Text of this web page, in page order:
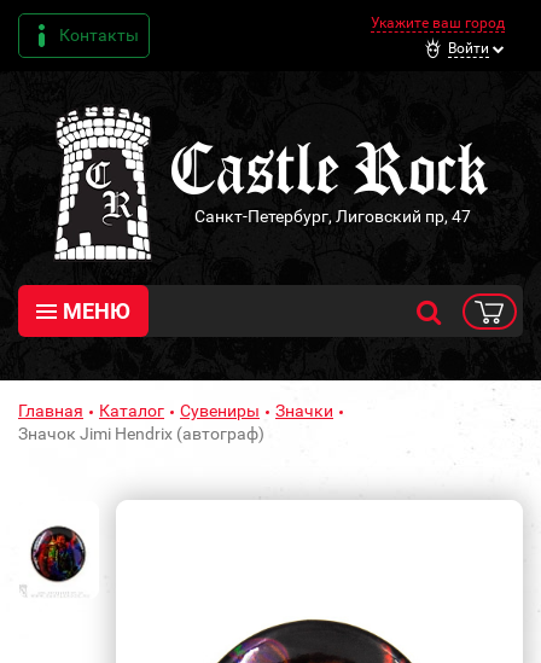
Контакты
Укажите ваш город
Войти
Санкт-Петербург, Лиговский пр, 47
МЕНЮ
Главная Каталог Сувениры
Значки
Значок Jimi Hendrix (автограф)